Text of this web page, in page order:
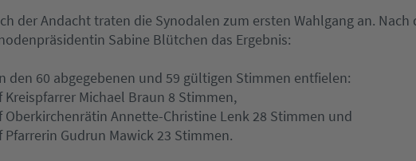
der Andacht traten die Synodalen zum ersten Wahlgang an.
Sabine Blütchen das Ergebnis:
den 60 abgegebenen und 59 gültigen Stimmen entfielen:
Kreispfarrer Michael Braun 8 Stimmen,
Oberkirchenrätin Annette-Christine Lenk 28 Stimmen und
Pfarrerin Gudrun Mawick 23 Stimmen.